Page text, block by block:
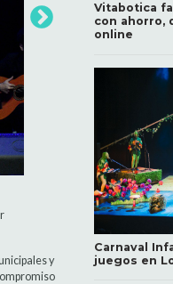
y
Vitabotica
con ahorro,
online
Carnaval
juegos en